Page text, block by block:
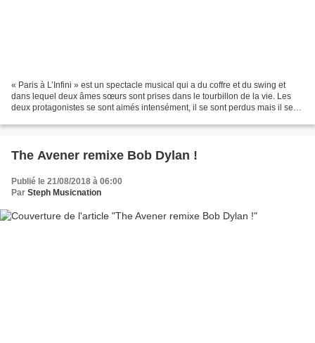
« Paris à L’Infini » est un spectacle musical qui a du coffre et du swing et
dans lequel deux âmes sœurs sont prises dans le tourbillon de la vie. Les
deux protagonistes se sont aimés intensément, il se sont perdus mais il se
The Avener remixe Bob Dylan !
Publié le 21/08/2018 à 06:00
Par Steph Musicnation